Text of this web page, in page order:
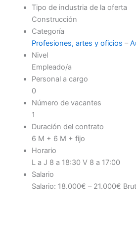
Tipo de industria de la oferta
Construcción
Categoría
Profesiones, artes y oficios –
Nivel
Empleado/a
Personal a cargo
0
Número de vacantes
1
Duración del contrato
6 M + 6 M + fijo
Horario
L a J 8 a 18:30 V 8 a 17:00
Salario
Salario: 18.000€ – 21.000€